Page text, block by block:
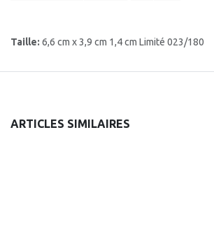
Taille: 6,6 cm x 3,9 cm 1,4 cm Limité 023/180
ARTICLES SIMILAIRES